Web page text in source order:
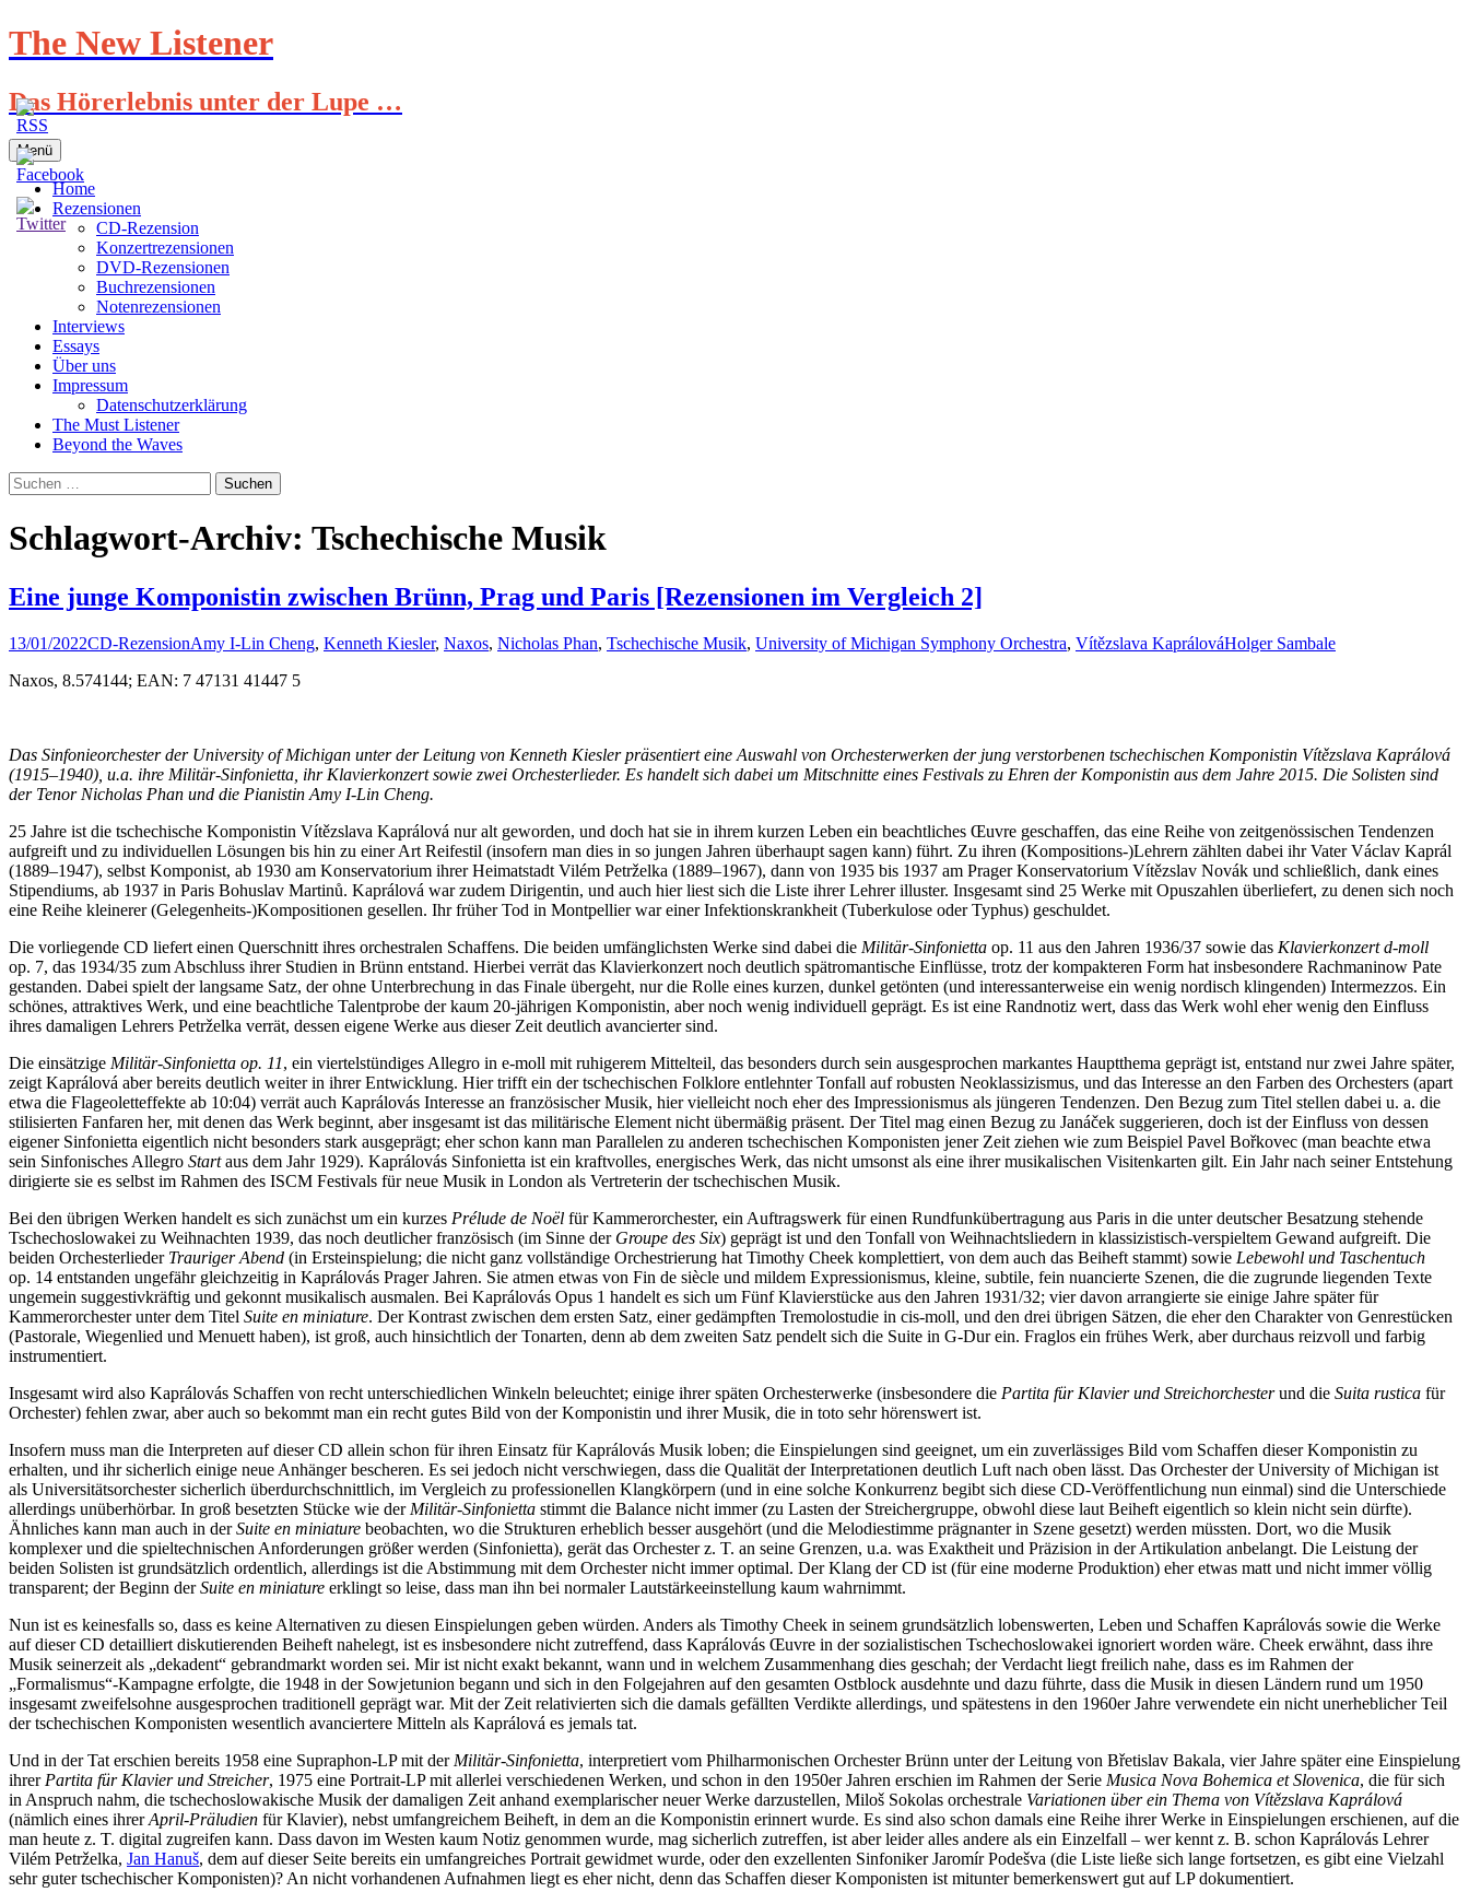
Zum
Inhalt
The New Listener
Das Hörerlebnis unter der Lupe …
Menü
Home
Rezensionen
CD-Rezension
Konzertrezensionen
DVD-Rezensionen
Buchrezensionen
Notenrezensionen
Interviews
Essays
Über uns
Impressum
Datenschutzerklärung
The Must Listener
Beyond the Waves
Suchen
nach:
Schlagwort-Archiv: Tschechische Musik
Eine junge Komponistin zwischen Brünn, Prag und Paris [Rezensionen im Vergleich 2]
13/01/2022CD-RezensionAmy I-Lin Cheng, Kenneth Kiesler, Naxos, Nicholas Phan, Tschechische Musik, University of Michigan Symphony Orchestra, Vítězslava KaprálováHolger Sambale
Naxos, 8.574144; EAN: 7 47131 41447 5
Das Sinfonieorchester der University of Michigan unter der Leitung von Kenneth Kiesler präsentiert eine Auswahl von Orchesterwerken der jung verstorbenen tschechischen Komponistin Vítězslava Kaprálová
(1915–1940), u.a. ihre Militär-Sinfonietta, ihr Klavierkonzert sowie zwei Orchesterlieder. Es handelt sich dabei um Mitschnitte eines Festivals zu Ehren der Komponistin aus dem Jahre 2015. Die Solisten sind
der Tenor Nicholas Phan und die Pianistin Amy I-Lin Cheng.
25 Jahre ist die tschechische Komponistin Vítězslava Kaprálová nur alt geworden, und doch hat sie in ihrem kurzen Leben ein beachtliches Œuvre geschaffen, das eine Reihe von zeitgenössischen Tendenzen
aufgreift und zu individuellen Lösungen bis hin zu einer Art Reifestil (insofern man dies in so jungen Jahren überhaupt sagen kann) führt. Zu ihren (Kompositions-)Lehrern zählten dabei ihr Vater Václav Kaprál
(1889–1947), selbst Komponist, ab 1930 am Konservatorium ihrer Heimatstadt Vilém Petrželka (1889–1967), dann von 1935 bis 1937 am Prager Konservatorium Vítězslav Novák und schließlich, dank eines
Stipendiums, ab 1937 in Paris Bohuslav Martinů. Kaprálová war zudem Dirigentin, und auch hier liest sich die Liste ihrer Lehrer illuster. Insgesamt sind 25 Werke mit Opuszahlen überliefert, zu denen sich noch
eine Reihe kleinerer (Gelegenheits-)Kompositionen gesellen. Ihr früher Tod in Montpellier war einer Infektionskrankheit (Tuberkulose oder Typhus) geschuldet.
Die vorliegende CD liefert einen Querschnitt ihres orchestralen Schaffens. Die beiden umfänglichsten Werke sind dabei die Militär-Sinfonietta op. 11 aus den Jahren 1936/37 sowie das Klavierkonzert d-moll
op. 7, das 1934/35 zum Abschluss ihrer Studien in Brünn entstand. Hierbei verrät das Klavierkonzert noch deutlich spätromantische Einflüsse, trotz der kompakteren Form hat insbesondere Rachmaninow Pate
gestanden. Dabei spielt der langsame Satz, der ohne Unterbrechung in das Finale übergeht, nur die Rolle eines kurzen, dunkel getönten (und interessanterweise ein wenig nordisch klingenden) Intermezzos. Ein
schönes, attraktives Werk, und eine beachtliche Talentprobe der kaum 20-jährigen Komponistin, aber noch wenig individuell geprägt. Es ist eine Randnotiz wert, dass das Werk wohl eher wenig den Einfluss
ihres damaligen Lehrers Petrželka verrät, dessen eigene Werke aus dieser Zeit deutlich avancierter sind.
Die einsätzige Militär-Sinfonietta op. 11, ein viertelstündiges Allegro in e-moll mit ruhigerem Mittelteil, das besonders durch sein ausgesprochen markantes Hauptthema geprägt ist, entstand nur zwei Jahre später,
zeigt Kaprálová aber bereits deutlich weiter in ihrer Entwicklung. Hier trifft ein der tschechischen Folklore entlehnter Tonfall auf robusten Neoklassizismus, und das Interesse an den Farben des Orchesters (apart
etwa die Flageoletteffekte ab 10:04) verrät auch Kaprálovás Interesse an französischer Musik, hier vielleicht noch eher des Impressionismus als jüngeren Tendenzen. Den Bezug zum Titel stellen dabei u. a. die
stilisierten Fanfaren her, mit denen das Werk beginnt, aber insgesamt ist das militärische Element nicht übermäßig präsent. Der Titel mag einen Bezug zu Janáček suggerieren, doch ist der Einfluss von dessen
eigener Sinfonietta eigentlich nicht besonders stark ausgeprägt; eher schon kann man Parallelen zu anderen tschechischen Komponisten jener Zeit ziehen wie zum Beispiel Pavel Bořkovec (man beachte etwa
sein Sinfonisches Allegro Startaus dem Jahr 1929). Kaprálovás Sinfonietta ist ein kraftvolles, energisches Werk, das nicht umsonst als eine ihrer musikalischen Visitenkarten gilt. Ein Jahr nach seiner Entstehung
dirigierte sie es selbst im Rahmen des ISCM Festivals für neue Musik in London als Vertreterin der tschechischen Musik.
Bei den übrigen Werken handelt es sich zunächst um ein kurzes Prélude de Noël für Kammerorchester, ein Auftragswerk für einen Rundfunkübertragung aus Paris in die unter deutscher Besatzung stehende
Tschechoslowakei zu Weihnachten 1939, das noch deutlicher französisch (im Sinne der Groupe des Six) geprägt ist und den Tonfall von Weihnachtsliedern in klassizistisch-verspieltem Gewand aufgreift. Die
beiden Orchesterlieder Trauriger Abend (in Ersteinspielung; die nicht ganz vollständige Orchestrierung hat Timothy Cheek komplettiert, von dem auch das Beiheft stammt) sowie Lebewohl und Taschentuch
op. 14 entstanden ungefähr gleichzeitig in Kaprálovás Prager Jahren. Sie atmen etwas von Fin de siècle und mildem Expressionismus, kleine, subtile, fein nuancierte Szenen, die die zugrunde liegenden Texte
ungemein suggestivkräftig und gekonnt musikalisch ausmalen. Bei Kaprálovás Opus 1 handelt es sich um Fünf Klavierstücke aus den Jahren 1931/32; vier davon arrangierte sie einige Jahre später für
Kammerorchester unter dem Titel Suite en miniature. Der Kontrast zwischen dem ersten Satz, einer gedämpften Tremolostudie in cis-moll, und den drei übrigen Sätzen, die eher den Charakter von Genrestücken
(Pastorale, Wiegenlied und Menuett haben), ist groß, auch hinsichtlich der Tonarten, denn ab dem zweiten Satz pendelt sich die Suite in G-Dur ein. Fraglos ein frühes Werk, aber durchaus reizvoll und farbig
instrumentiert.
Insgesamt wird also Kaprálovás Schaffen von recht unterschiedlichen Winkeln beleuchtet; einige ihrer späten Orchesterwerke (insbesondere die Partita für Klavier und Streichorchesterund die Suita rustica für
Orchester) fehlen zwar, aber auch so bekommt man ein recht gutes Bild von der Komponistin und ihrer Musik, die in toto sehr hörenswert ist.
Insofern muss man die Interpreten auf dieser CD allein schon für ihren Einsatz für Kaprálovás Musik loben; die Einspielungen sind geeignet, um ein zuverlässiges Bild vom Schaffen dieser Komponistin zu
erhalten, und ihr sicherlich einige neue Anhänger bescheren. Es sei jedoch nicht verschwiegen, dass die Qualität der Interpretationen deutlich Luft nach oben lässt. Das Orchester der University of Michigan ist
als Universitätsorchester sicherlich überdurchschnittlich, im Vergleich zu professionellen Klangkörpern (und in eine solche Konkurrenz begibt sich diese CD-Veröffentlichung nun einmal) sind die Unterschiede
allerdings unüberhörbar. In groß besetzten Stücke wie der Militär-Sinfonietta stimmt die Balance nicht immer (zu Lasten der Streichergruppe, obwohl diese laut Beiheft eigentlich so klein nicht sein dürfte).
Ähnliches kann man auch in derSuite en miniature beobachten, wo die Strukturen erheblich besser ausgehört (und die Melodiestimme prägnanter in Szene gesetzt) werden müssten. Dort, wo die Musik
komplexer und die spieltechnischen Anforderungen größer werden (Sinfonietta), gerät das Orchester z. T. an seine Grenzen, u.a. was Exaktheit und Präzision in der Artikulation anbelangt. Die Leistung der
beiden Solisten ist grundsätzlich ordentlich, allerdings ist die Abstimmung mit dem Orchester nicht immer optimal. Der Klang der CD ist (für eine moderne Produktion) eher etwas matt und nicht immer völlig
transparent; der Beginn derSuite en miniature erklingt so leise, dass man ihn bei normaler Lautstärkeeinstellung kaum wahrnimmt.
Nun ist es keinesfalls so, dass es keine Alternativen zu diesen Einspielungen geben würden. Anders als Timothy Cheek in seinem grundsätzlich lobenswerten, Leben und Schaffen Kaprálovás sowie die Werke
auf dieser CD detailliert diskutierenden Beiheft nahelegt, ist es insbesondere nicht zutreffend, dass Kaprálovás Œuvre in der sozialistischen Tschechoslowakei ignoriert worden wäre. Cheek erwähnt, dass ihre
Musik seinerzeit als „dekadent“ gebrandmarkt worden sei. Mir ist nicht exakt bekannt, wann und in welchem Zusammenhang dies geschah; der Verdacht liegt freilich nahe, dass es im Rahmen der
„Formalismus“-Kampagne erfolgte, die 1948 in der Sowjetunion begann und sich in den Folgejahren auf den gesamten Ostblock ausdehnte und dazu führte, dass die Musik in diesen Ländern rund um 1950
insgesamt zweifelsohne ausgesprochen traditionell geprägt war. Mit der Zeit relativierten sich die damals gefällten Verdikte allerdings, und spätestens in den 1960er Jahre verwendete ein nicht unerheblicher Teil
der tschechischen Komponisten wesentlich avanciertere Mitteln als Kaprálová es jemals tat.
Und in der Tat erschien bereits 1958 eine Supraphon-LP mit der Militär-Sinfonietta, interpretiert vom Philharmonischen Orchester Brünn unter der Leitung von Břetislav Bakala, vier Jahre später eine Einspielung
ihrer Partita für Klavier und Streicher, 1975 eine Portrait-LP mit allerlei verschiedenen Werken, und schon in den 1950er Jahren erschien im Rahmen der Serie Musica Nova Bohemica et Slovenica, die für sich
in Anspruch nahm, die tschechoslowakische Musik der damaligen Zeit anhand exemplarischer neuer Werke darzustellen, Miloš Sokolas orchestrale Variationen über ein Thema von Vítězslava Kaprálová
(nämlich eines ihrerApril-Präludien für Klavier), nebst umfangreichem Beiheft, in dem an die Komponistin erinnert wurde. Es sind also schon damals eine Reihe ihrer Werke in Einspielungen erschienen, auf die
man heute z. T. digital zugreifen kann. Dass davon im Westen kaum Notiz genommen wurde, mag sicherlich zutreffen, ist aber leider alles andere als ein Einzelfall – wer kennt z. B. schon Kaprálovás Lehrer
Vilém Petrželka, Jan Hanuš, dem auf dieser Seite bereits ein umfangreiches Portrait gewidmet wurde, oder den exzellenten Sinfoniker Jaromír Podešva (die Liste ließe sich lange fortsetzen, es gibt eine Vielzahl
sehr guter tschechischer Komponisten)? An nicht vorhandenen Aufnahmen liegt es eher nicht, denn das Schaffen dieser Komponisten ist mitunter bemerkenswert gut auf LP dokumentiert.